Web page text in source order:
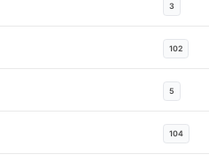
3
102
5
104